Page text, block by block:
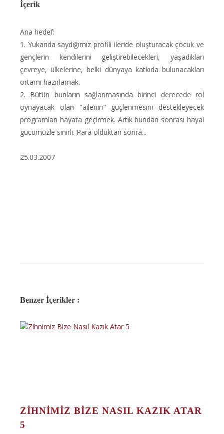
İçerik
Ana hedef:
1. Yukarıda saydığımız profili ileride oluşturacak çocuk ve
gençlerin kendilerini geliştirebilecekleri, yaşadıkları
çevreye, ülkelerine, belki dünyaya katkıda bulunacakları
ortamı hazırlamak.
2. Bütün bunların sağlanmasında birinci derecede rol
oynayacak olan "ailenin" güçlenmesini destekleyecek
programları hayata geçirmek. Artık bundan sonrası hayal
gücümüzle sınırlı. Para olduktan sonra...
25.03.2007
Benzer İçerikler :
ZIHNIMIZ BIZE NASIL KAZIK ATAR
5